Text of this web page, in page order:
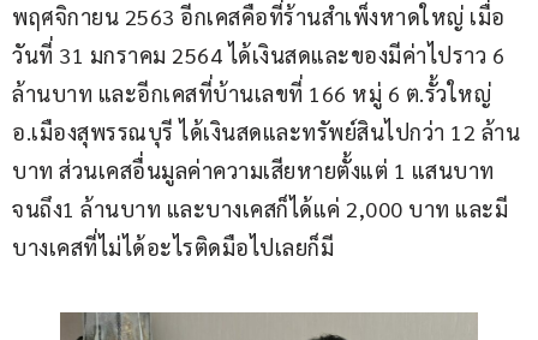
พฤศจิกายน 2563 อีกเคสคือที่ร้านสำเพ็งหาดใหญ่ เมื่อ
วันที่ 31 มกราคม 2564 ได้เงินสดและของมีค่าไปราว 6
ล้านบาท และอีกเคสที่บ้านเลขที่ 166 หมู่ 6 ต.รั้วใหญ่
อ.เมืองสุพรรณบุรี ได้เงินสดและทรัพย์สินไปกว่า 12 ล้าน
บาท ส่วนเคสอื่นมูลค่าความเสียหายตั้งแต่ 1 แสนบาท
จนถึง1 ล้านบาท และบางเคสก็ได้แค่ 2,000 บาท และมี
บางเคสที่ไม่ได้อะไรติดมือไปเลยก็มี